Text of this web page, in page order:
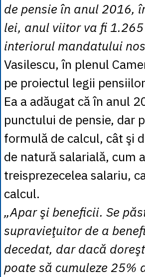
de pensie în anul 2016,
lei, anul viitor va fi
interiorul mandatului
Vasilescu, în plenul
pe proiectul legii
Ea a adăugat că în anul
punctului de pensie, dar
formulă de calcul, cât şi
de natură salarială, cum
treisprezecelea salariu,
calcul.
„Apar şi beneficii. Se
supravieţuitor de a
decedat, dar dacă
poate să cumuleze 25%